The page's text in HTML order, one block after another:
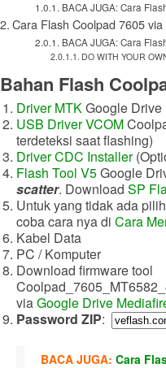
BACA JUGA: Cara
Cara Flash Coolpad 7605
BACA JUGA: Cara
DO WITH YOUR
Bahan Flash
Driver MTKGoogle Drive
USB Driver VCOM
terdeteksi saat flashing)
Driver CDC Installer
Flash Tool V5Google
scatter. Download SP
Untuk yang tidak ada
coba cara nya di Cara
Kabel Data
PC / Komputer
Download firmware tool
viaGoogle Drive
Password ZIP:
BACA JUGA: Cara